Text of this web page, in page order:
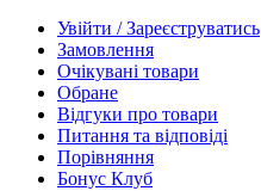
Увійти / Зареєструватись
Замовлення
Очікувані товари
Обране
Відгуки про товари
Питання та відповіді
Порівняння
Бонус Клуб